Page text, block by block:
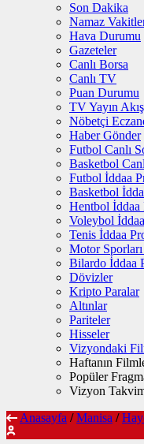
Son Dakika
Namaz
Hava Durumu
Gazeteler
Canlı Borsa
Canlı TV
Puan Durumu
TV Yayın
Nöbetçi
Haber Gönder
Futbol Canlı
Basketbol
Futbol İddaa
Basketbol
Hentbol İddaa
Voleybol
Tenis İddaa
Motor
Bilardo İddaa
Dövizler
Kripto Paralar
Altınlar
Pariteler
Hisseler
Vizyondaki
Haftanın
Popüler
Vizyon
Anasayfa / Manisa /